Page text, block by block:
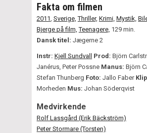
Fakta om filmen
2011 Sverige, Thriller, Krimi, Mystik,
Bjerge på film, Teenagere, 129 min.
Dansk titel: Jægerne 2
Instr: Kjell Sundvall Prod: Björn
Janérus, Peter Possne Manus: Björn
Stefan Thunberg Foto: Jallo Faber
Morheden Mus: Johan Söderqvist
Medvirkende
Rolf Lassgård (Erik Bäckström)
Peter Stormare (Torsten)